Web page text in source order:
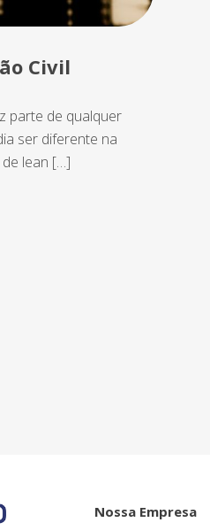
Civil
parte de qualquer
ser diferente na
lean […]
Nossa Empresa